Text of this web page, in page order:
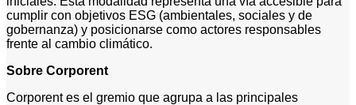
cumplir con objetivos ESG (ambientales, sociales y de
gobernanza) y posicionarse como actores responsables
frente al cambio climático.
Sobre Corporent
Corporent es el gremio que agrupa a las principales